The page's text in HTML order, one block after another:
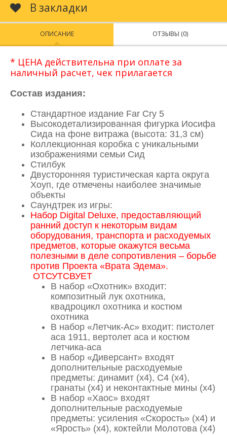
В закладки
ОПИСАНИЕ ОТЗЫВЫ (0)
* ЦЕНА действительна при оплате за
наличный расчет, чек прилагается
Состав издания:
Стандартное издание Far Cry 5
Высокодетализированная фигурка Иосифа
Сида на фоне витража (высота: 31,3 см)
Коллекционная коробка с уникальными
изображениями семьи Сид
Стилбук
Двусторонняя туристическая карта округа
Хоуп, где отмечены наиболее значимые
объекты
Саундтрек из игры:
Набор Digital Deluxe, предоставляющий
ранний доступ к некоторым видам
оборудования, транспорта и расходуемых
предметов, которые окажутся весьма
полезными в деле сопротивления – борьбе
против Проекта «Врата Эдема».
ОТСУТСВУЕТ
В набор «Охотник» входит:
композитный лук охотника,
квадроцикл охотника и костюм
охотника
В набор «Летчик-Ас» входит: пистолет
аса 1911, вертолет аса и костюм
летчика-аса
В набор «Диверсант» входят
дополнительные расходуемые
предметы: динамит (х4), С4 (х4),
гранаты (х4) и неконтактные мины (х4)
В набор «Хаос» входят
дополнительные расходуемые
предметы: усиления «Скорость» (х4) и
«Ярость» (х4), коктейли Молотова (х4)